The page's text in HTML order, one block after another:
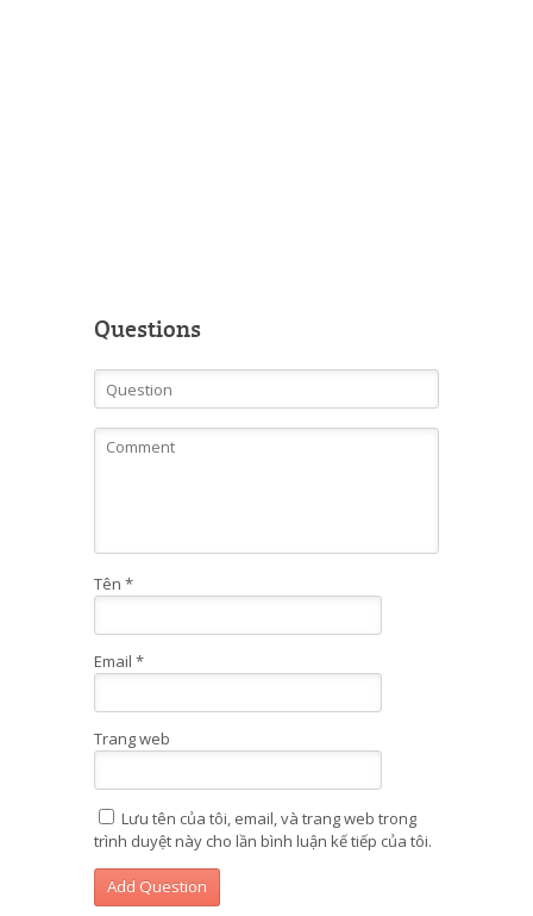
Questions
Tên *
Email *
Trang web
Lưu tên của tôi, email, và trang web trong
trình duyệt này cho lần bình luận kế tiếp của tôi.